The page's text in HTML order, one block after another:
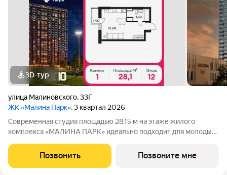
3D-тур
улица Малиновского,33Г
ЖК «Малина Парк», 3 квартал 2026
Современная студия площадью 28,15 м на этаже жилого
комплекса «МАЛИНА ПАРК» идеально подходит для молодых
инструментом для инвестиций. Общая жилая площадь м
позволяет создать уютное пространство
Позвонить Позвоните мне